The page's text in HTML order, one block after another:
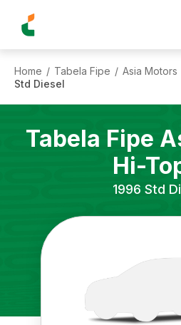
Home / Tabela Fipe / Asia Motors
Std Diesel
Tabela Fipe
Hi-
1996 Std